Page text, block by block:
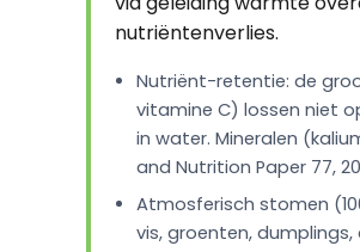
nutriëntenverlies.
Nutriënt-retentie: de
vitamine C) lossen niet
in water. Mineralen
and Nutrition Paper 77,
Atmosferisch stomen
vis, groenten,